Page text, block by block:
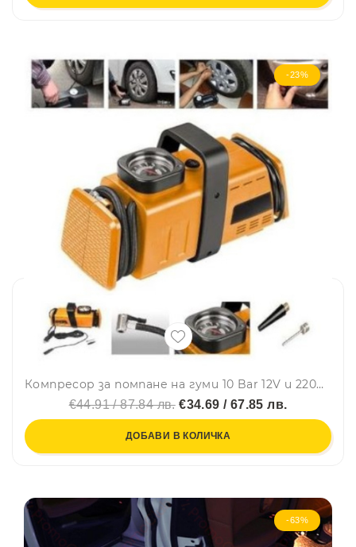
-23%
Компресор за помпане на гуми 10 Bar 12V и 220V подходящ за автомобили бусове джипове скутери велосипеди и др.
€44.91 / 87.84 лв.€34.69 / 67.85 лв.
ДОБАВИ В КОЛИЧКА
-63%